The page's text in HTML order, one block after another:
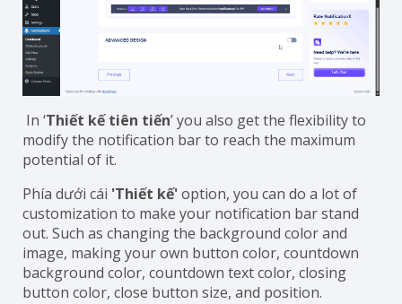
In ‘Thiết kế tiên tiến’ you also get the flexibility to
modify the notification bar to reach the maximum
potential of it.
Phía dưới cái 'Thiết kế'option, you can do a lot of
customization to make your notification bar stand
out. Such as changing the background color and
image, making your own button color, countdown
background color, countdown text color, closing
button color, close button size, and position.